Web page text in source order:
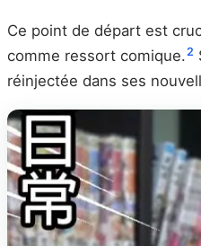
Ce point de départ est
comme ressort comique.2
réinjectée dans ses